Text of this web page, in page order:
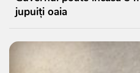
jupuiți oaia